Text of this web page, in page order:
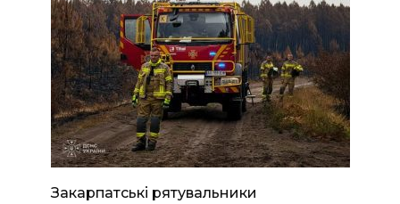
Закарпатські рятувальники